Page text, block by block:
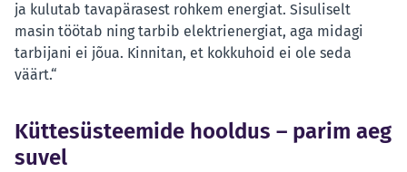
ja kulutab tavapärasest rohkem energiat. Sisuliselt
masin töötab ning tarbib elektrienergiat, aga midagi
tarbijani ei jõua. Kinnitan, et kokkuhoid ei ole seda
väärt.“
Küttesüsteemide hooldus – parim aeg
suvel